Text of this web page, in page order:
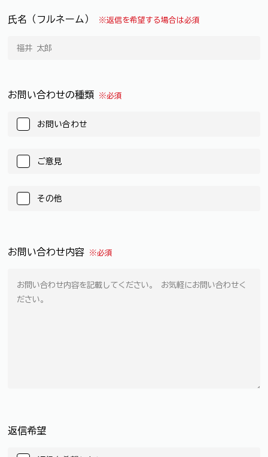
氏名（フルネーム） ※返信を希望する場合は必須
お問い合わせの種類 ※必須
お問い合わせ
ご意見
その他
お問い合わせ内容 ※必須
返信希望